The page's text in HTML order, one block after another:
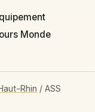
Monde
Rhin / ASS